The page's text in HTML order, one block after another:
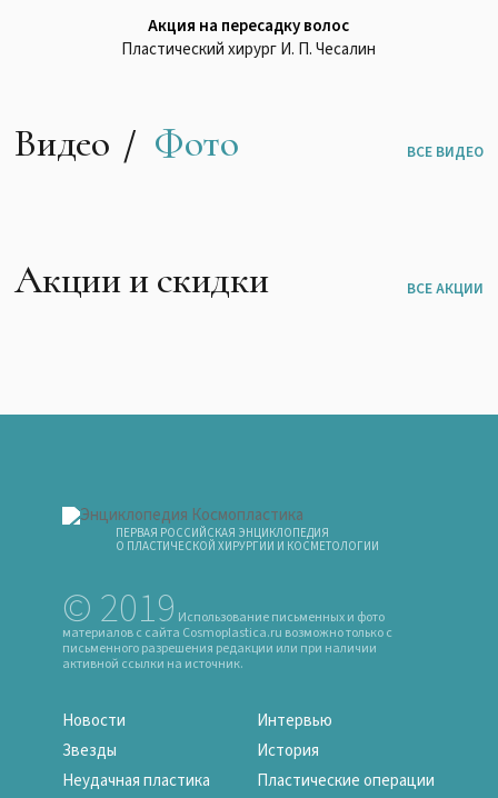
Акция на пересадку волос
Пластический хирург И. П. Чесалин
Видео Фото ВСЕ ВИДЕО
Акции и скидки ВСЕ АКЦИИ
ПЕРВАЯ РОССИЙСКАЯ ЭНЦИКЛОПЕДИЯ
О ПЛАСТИЧЕСКОЙ ХИРУРГИИ И КОСМЕТОЛОГИИ
© 2019 Использование письменных и фото
материалов с сайта Cosmoplastica.ru возможно только с
письменного разрешения редакции или при наличии
активной ссылки на источник.
Новости
Интервью
Звезды
История
Неудачная пластика
Пластические операции